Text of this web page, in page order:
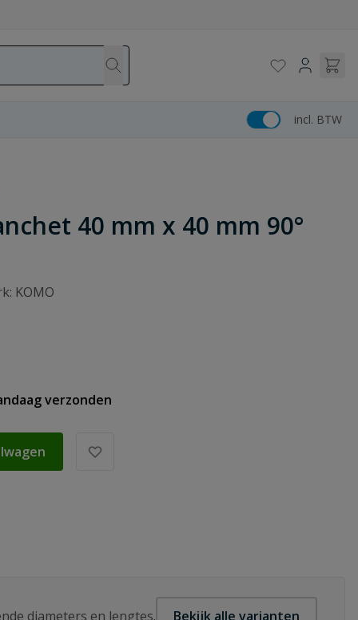
incl. BTW
40 mm x 40 mm 90°
KOMO
verzonden
diameters en lengtes. Bekijk alle varianten